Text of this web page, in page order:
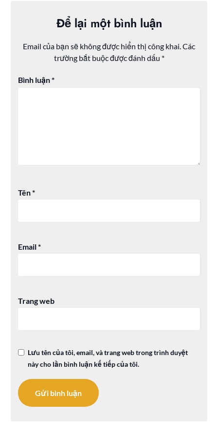
Để lại một bình luận
Email của bạn sẽ không được hiển thị công khai.Các
trường bắt buộc được đánh dấu *
Bình luận*
Tên*
Email*
Trang web
Lưu tên của tôi, email, và trang web trong trình duyệt
này cho lần bình luận kế tiếp của tôi.